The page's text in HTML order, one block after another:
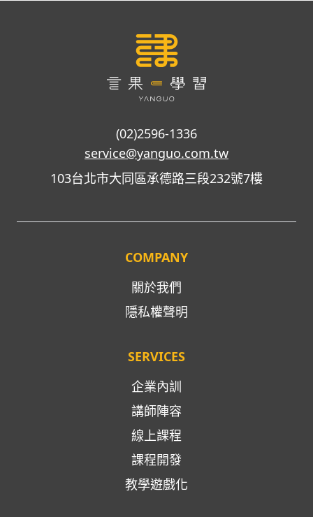
(02)2596-1336
service@yanguo.com.tw
103台北市大同區承德路三段232號7樓
COMPANY
關於我們
隱私權聲明
SERVICES
企業內訓
講師陣容
線上課程
課程開發
教學遊戲化